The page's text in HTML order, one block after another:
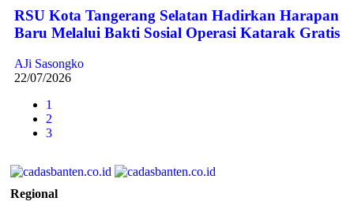
RSU Kota Tangerang Selatan Hadirkan Harapan
Baru Melalui Bakti Sosial Operasi Katarak Gratis
AJi Sasongko
22/07/2026
1
2
3
Regional